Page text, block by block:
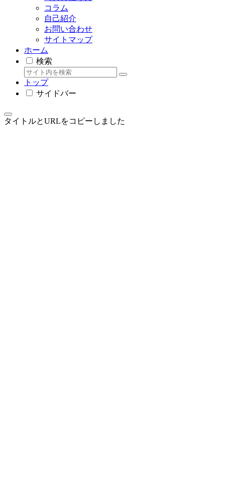
コラム
自己紹介
お問い合わせ
サイトマップ
ホーム
検索
トップ
サイドバー
タイトルとURLをコピーしました